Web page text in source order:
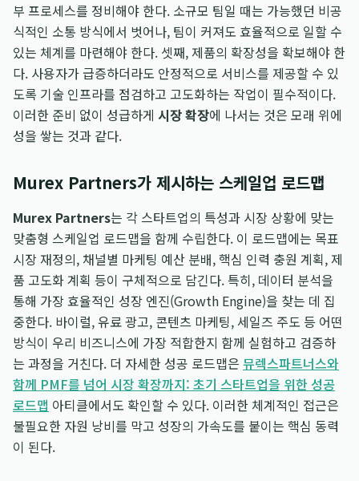
부 프로세스를 정비해야 한다. 소규모 팀일 때는 가능했던 비공
식적인 소통 방식에서 벗어나, 팀이 커져도 효율적으로 일할 수
있는 체계를 마련해야 한다. 셋째, 제품의 확장성을 확보해야 한
다. 사용자가 급증하더라도 안정적으로 서비스를 제공할 수 있
도록 기술 인프라를 점검하고 고도화하는 작업이 필수적이다.
이러한 준비 없이 성급하게 시장 확장에 나서는 것은 모래 위에
성을 쌓는 것과 같다.
Murex Partners가 제시하는 스케일업 로드맵
Murex Partners는 각 스타트업의 특성과 시장 상황에 맞는
맞춤형 스케일업 로드맵을 함께 수립한다. 이 로드맵에는 목표
시장 재정의, 채널별 마케팅 예산 분배, 핵심 인력 충원 계획, 제
품 고도화 계획 등이 구체적으로 담긴다. 특히, 데이터 분석을
통해 가장 효율적인 성장 엔진(Growth Engine)을 찾는 데 집
중한다. 바이럴, 유료 광고, 콘텐츠 마케팅, 세일즈 주도 등 어떤
방식이 우리 비즈니스에 가장 적합한지 함께 실험하고 검증하
는 과정을 거친다. 더 자세한 성공 로드맵은 뮤렉스파트너스와
함께 PMF를 넘어 시장 확장까지: 초기 스타트업을 위한 성공
로드맵 아티클에서도 확인할 수 있다. 이러한 체계적인 접근은
불필요한 자원 낭비를 막고 성장의 가속도를 붙이는 핵심 동력
이 된다.